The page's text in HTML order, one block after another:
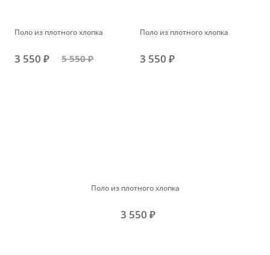
Поло из плотного хлопка
3 550 ₽ 5 550 ₽
Поло из плотного хлопка
3 550 ₽
Поло из плотного хлопка
3 550 ₽